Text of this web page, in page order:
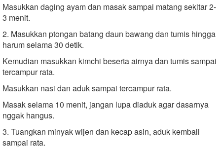
Masukkan daging ayam dan masak sampai matang sekitar 2-
3 menit.
2. Masukkan ptongan batang daun bawang dan tumis hingga
harum selama 30 detik.
Kemudian masukkan kimchi beserta airnya dan tumis sampai
tercampur rata.
Masukkan nasi dan aduk sampai tercampur rata.
Masak selama 10 menit, jangan lupa diaduk agar dasarnya
nggak hangus.
3. Tuangkan minyak wijen dan kecap asin, aduk kembali
sampai rata.